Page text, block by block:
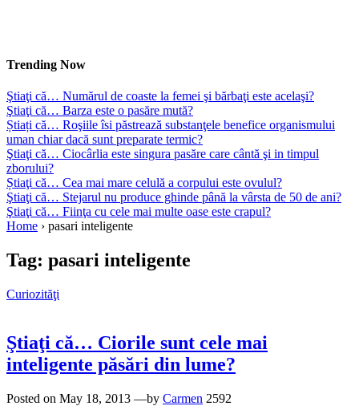
Trending Now
Ştiaţi că… Numărul de coaste la femei şi bărbaţi este acelaşi?
Ştiaţi că… Barza este o pasăre mută?
Știați că… Roşiile îsi păstrează substanţele benefice organismului
uman chiar dacă sunt preparate termic?
Ştiaţi că… Ciocârlia este singura pasăre care cântă şi in timpul
zborului?
Știaţi că… Cea mai mare celulă a corpului este ovulul?
Ştiaţi că… Stejarul nu produce ghinde până la vârsta de 50 de ani?
Ştiaţi că… Fiinţa cu cele mai multe oase este crapul?
Home › pasari inteligente
Tag: pasari inteligente
Curiozităţi
Ştiaţi că… Ciorile sunt cele mai
inteligente păsări din lume?
Posted on May 18, 2013 —by Carmen 2592